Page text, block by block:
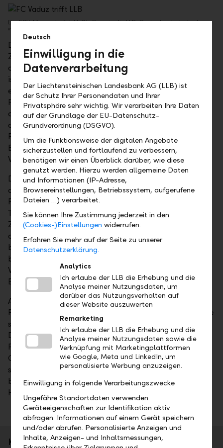
Die FCV-Mannschaft inkl. Staff sowie die LLB-Gastgeber beim lockeren
"Trainingsanlass" in der Kundenzone am LLB-Hauptsitz in Vaduz.
Der Besuch des FC Vaduz bei der LLB stand im
Zusammenhang mit der langjährigen Kooperation
des Fussballvereins mit der LLB. Seit über 20 Jahren
ist das Unternehmen im Sponsoring beim FCV
engagiert. "Die Partnerschaft geht weit über das rein
Finanzielle hinaus", erklärte Group CEO Roland Matt
am Dienstag, 12. Februar 2019, bei der Begrüssung
der Mannschaft am Standort in Vaduz. Er zog
Parallelen zwischen dem Fussball- und dem
Bankengeschäft. In beiden Bereichen sei ein stetiger
Wille zur Veränderung nötig, um erfolgreich zu sein.
Die LLB begrüsse die eingeschlagene Strategie 2020
des FCV, die unter anderem eine verstärkte
Fokussierung auf lokale und regionale
Talentförderung vorsieht. "Bei der Umsetzung eurer
Ziele leistet ihr einen wichtigen Beitrag fürs Land, für
den sportlichen Nachwuchs und die Fussballtalente",
betonte Roland Matt. "Die LLB ist stolz, den FCV zu
begleiten. Wir freuen uns zudem, dass ihr heute den
Weg zu uns gefunden habt und dass wir euch einen
Einblick in die LLB-Gruppe geben können."
Anschliessend gaben LLB-Exponenten in kurzen
Präsentationen taktische Tipps in der Finanzvorsorge
sowie eine Powerlektion in Sachen E-Banking.
Danach absolvierten die Spieler und der Staff des
FCV einen gemütlichen Rundgang durch die
Geschäftgsgebäude am Hauptsitz in Vaduz, bevor
sich die Mannschaft im Personalrestaurant der LLB
bei einem Mittagessen für die nächsten sportlichen
Herausforderungen stärkte.
Kurzporträt
Deutsch
Einwilligung in die
Datenverarbeitung
Der Liechtensteinischen Landesbank AG (LLB) ist
der Schutz Ihrer Personendaten und Ihrer
Privatsphäre sehr wichtig. Wir verarbeiten Ihre Daten
auf der Grundlage der EU-Datenschutz-
Grundverordnung (DSGVO).
Um die Funktionsweise der digitalen Angebote
sicherzustellen und fortlaufend zu verbessern,
benötigen wir einen Überblick darüber, wie diese
genutzt werden. Hierzu werden allgemeine Daten
und Informationen (IP-Adresse,
Browsereinstellungen, Betriebssystem, aufgerufene
Dateien …) verarbeitet.
Sie können Ihre Zustimmung jederzeit in den
(Cookies-)Einstellungen widerrufen.
Erfahren Sie mehr auf der Seite zu unserer
Datenschutzerklärung.
Analytics
Ich erlaube der LLB die Erhebung und die
Analyse meiner Nutzungsdaten, um
darüber das Nutzungsverhalten auf
dieser Website auszuwerten
Remarketing
Ich erlaube der LLB die Erhebung und die
Analyse meiner Nutzungsdaten sowie die
Verknüpfung mit Marketingplattformen
wie Google, Meta und LinkedIn, um
personalisierte Werbung anzuzeigen.
Einwilligung in folgende Verarbeitungszwecke
Ungefähre Standortdaten verwenden.
Geräteeigenschaften zur Identifikation aktiv
abfragen. Informationen auf einem Gerät speichern
und/oder abrufen. Personalisierte Anzeigen und
Inhalte, Anzeigen- und Inhaltsmessungen,